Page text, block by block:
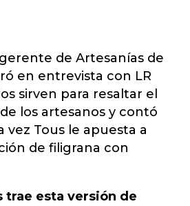
de Artesanías de
en entrevista con LR
sirven para resaltar el
los artesanos y contó
vez Tous le apuesta a
de filigrana con
trae esta versión de